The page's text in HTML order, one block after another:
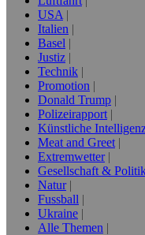
USA
Italien
Basel
Justiz
Technik
Promotion
Donald Trump
Polizeirapport
Künstliche
Meat and Greet
Extremwetter
Gesellschaft &
Natur
Fussball
Ukraine
Alle Themen